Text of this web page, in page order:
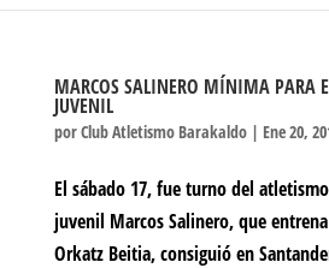
MARCOS SALINERO MÍNIMA PARA
JUVENIL
porClub Atletismo Barakaldo| Ene 20,
El sábado 17, fue turno del
juvenil Marcos Salinero, que
Orkatz Beitia, consiguió en